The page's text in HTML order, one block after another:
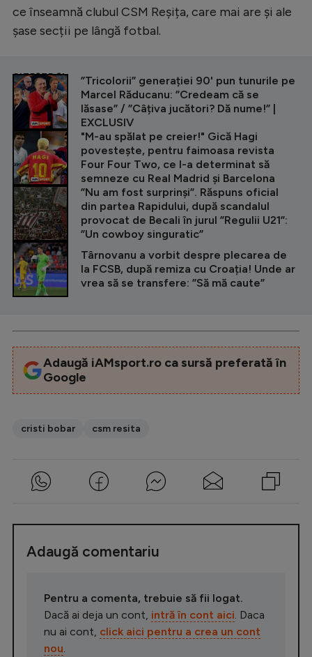
ce înseamnă clubul CSM Reșița, care mai are și ale
șase secții pe lângă fotbal.
CITEȘTE ȘI
”Tricolorii” generației 90' pun tunurile pe
Marcel Răducanu: ”Credeam că se
lăsase” / ”Câțiva jucători? Dă nume!” |
EXCLUSIV
"M-au spălat pe creier!" Gică Hagi
povestește, pentru faimoasa revista
Four Four Two, ce l-a determinat să
semneze cu Real Madrid și Barcelona
”Nu am fost surprinși”. Răspuns oficial
din partea Rapidului, după scandalul
provocat de Becali în jurul ”Regulii U21”:
”Un cowboy singuratic”
Târnovanu a vorbit despre plecarea de
la FCSB, după remiza cu Croația! Unde ar
vrea să se transfere: ”Să mă caute”
Adaugă iAMsport.ro ca sursă preferată în
Google
cristi bobar csm resita
Adaugă comentariu
Pentru a comenta, trebuie să fii logat.
Dacă ai deja un cont, intră în cont aici. Daca
nu ai cont, click aici pentru a crea un cont
nou.